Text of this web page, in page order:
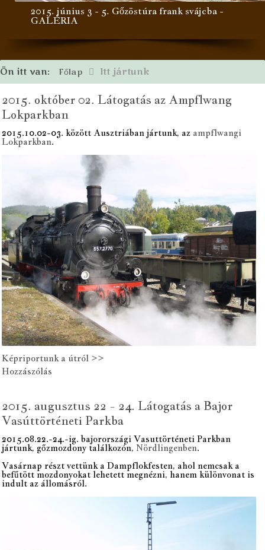
2015. június 3 - 5. Gőzöstúra frank svájcba -
GALÉRIA
Ön itt van: Főlap Itt jártunk
2015. október 02. Látogatás az Ampflwang
Lokparkban
2015.10.02-03. között Ausztriában jártunk, az ampflwangi
Lokparkban.
Képriportunk a útról >>
Hozzászólás
2015. augusztus 22 - 24. Látogatás a Bajor
Vasúttörténeti Parkba
2015.08.22.-24.-ig. bajorországi Vasuttörténeti Parkban
jártunk, gőzmozdony találkozón, Nördlingenben.
Vasárnap részt vettünk a Dampflokfesten, ahol nemcsak a
befűtött mozdonyokat lehetett megnézni, hanem különvonat is
indult az állomásról.